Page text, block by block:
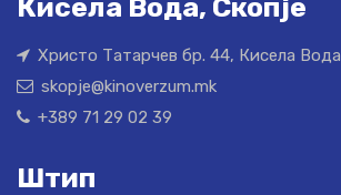
Кисела Вода, Скопје
Христо Татарчев бр. 44, Кисела Вода
skopje@kinoverzum.mk
+389 71 29 02 39
Штип